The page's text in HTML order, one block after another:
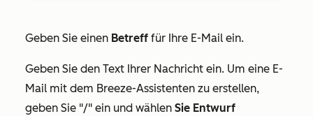
Geben Sie einen Betreff für Ihre E-Mail ein.
Geben Sie den Text Ihrer Nachricht ein. Um eine E-
Mail mit dem Breeze-Assistenten zu erstellen,
geben Sie "/" ein und wählen Sie Entwurf